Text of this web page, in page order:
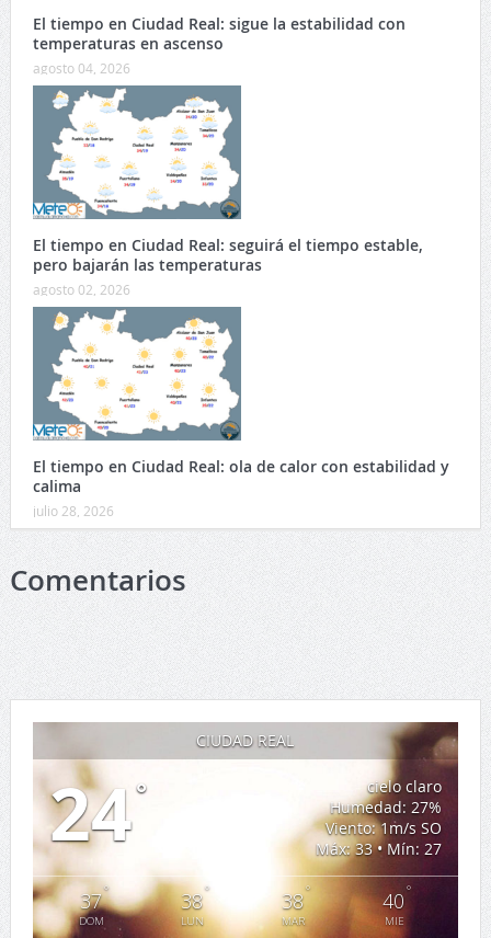
El tiempo en Ciudad Real: sigue la estabilidad con
temperaturas en ascenso
agosto 04, 2026
El tiempo en Ciudad Real: seguirá el tiempo estable,
pero bajarán las temperaturas
agosto 02, 2026
El tiempo en Ciudad Real: ola de calor con estabilidad y
calima
julio 28, 2026
Comentarios
CIUDAD REAL
24°
cielo claro
Humedad: 27%
Viento: 1m/s SO
Máx: 33 • Mín: 27
37°
DOM
38°
LUN
38°
MAR
40 °
MIE